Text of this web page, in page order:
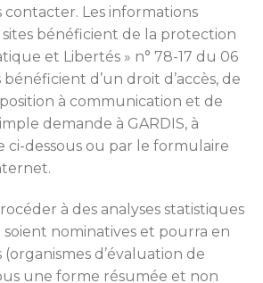
contacter. Les informations
bénéficient de la protection
et Libertés » n° 78-17 du 06
bénéficient d’un droit d’accès, de
à communication et de
demande à GARDIS, à
ci-dessous ou par le formulaire
à des analyses statistiques
soient nominatives et pourra en
d’évaluation de
une forme résumée et non